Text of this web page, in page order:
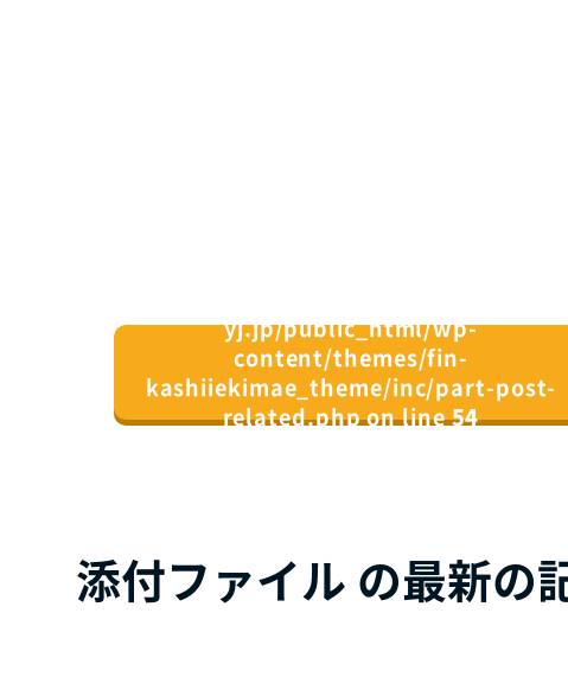
yj.jp/public_html/wp-
content/themes/fin-
kashiiekimae_theme/inc/part-post-
related.php on line54
添付ファイル の最新の